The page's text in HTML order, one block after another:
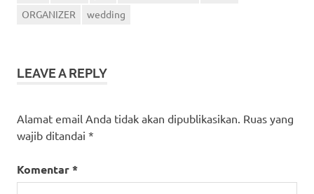
ORGANIZER
wedding
LEAVE A REPLY
Alamat email Anda tidak akan dipublikasikan. Ruas yang
wajib ditandai *
Komentar*